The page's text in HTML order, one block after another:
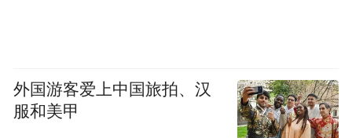
外国游客爱上中国旅拍、汉
服和美甲